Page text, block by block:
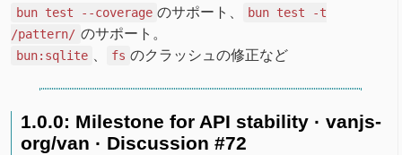
bun test --coverage のサポート、
bun test -t
/pattern/ のサポート。
bun:sqlite fs のクラッシュの修正など
1.0.0: Milestone for API stability · vanjs-
org/van · Discussion #72